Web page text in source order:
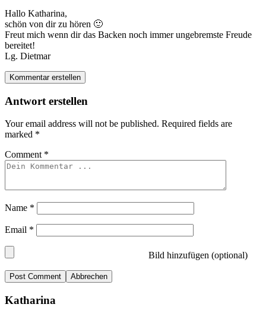
Hallo Katharina,
schön von dir zu hören 🙂
Freut mich wenn dir das Backen noch immer ungebremste Freude
bereitet!
Lg. Dietmar
Kommentar erstellen
Antwort erstellen
Your email address will not be published. Required fields are
marked *
Comment *
Name *
Email *
Bild hinzufügen (optional)
Abbrechen
Katharina